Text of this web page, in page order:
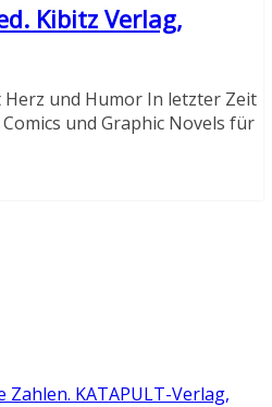
Kibitz Verlag,
und Humor In letzter Zeit
und Graphic Novels für
Zahlen. KATAPULT-Verlag,